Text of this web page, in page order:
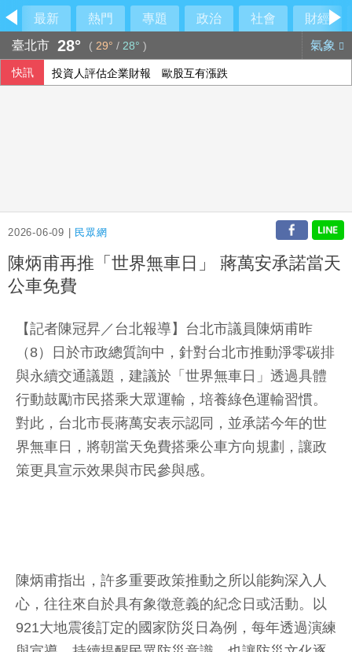
最新 熱門 專題 政治 社會
財經
臺北市 28° ( 29° / 28° ) 氣象
快訊 投資人評估企業財報 歐股互有漲跌
2026-06-09 | 民眾網
陳炳甫再推「世界無車日」 蔣萬安承諾當天
公車免費
【記者陳冠昇／台北報導】台北市議員陳炳甫昨
（8）日於市政總質詢中，針對台北市推動淨零碳排
與永續交通議題，建議於「世界無車日」透過具體
行動鼓勵市民搭乘大眾運輸，培養綠色運輸習慣。
對此，台北市長蔣萬安表示認同，並承諾今年的世
界無車日，將朝當天免費搭乘公車方向規劃，讓政
策更具宣示效果與市民參與感。
陳炳甫指出，許多重要政策推動之所以能夠深入人
心，往往來自於具有象徵意義的紀念日或活動。以
921大地震後訂定的國家防災日為例，每年透過演練